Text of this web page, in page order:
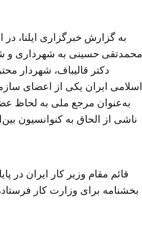
محمدتقی حسینی به شهرداری و
دکتر قالیباف، شهردار
اسلامی ایران یکی از اعضای
به‌عنوان مرجع ملی به لحاظ
ناشی از الحاق به کنوانسیون
قائم مقام وزیر کار ایران در
بخشنامه برای وزارت کار